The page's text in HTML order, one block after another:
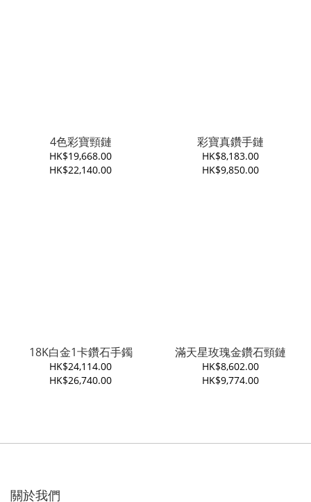
4色彩寶頸鏈
HK$19,668.00
HK$22,140.00
彩寶真鑽手鏈
HK$8,183.00
HK$9,850.00
18K白金1卡鑽石手鐲
HK$24,114.00
HK$26,740.00
滿天星玫瑰金鑽石頸鏈
HK$8,602.00
HK$9,774.00
關於我們